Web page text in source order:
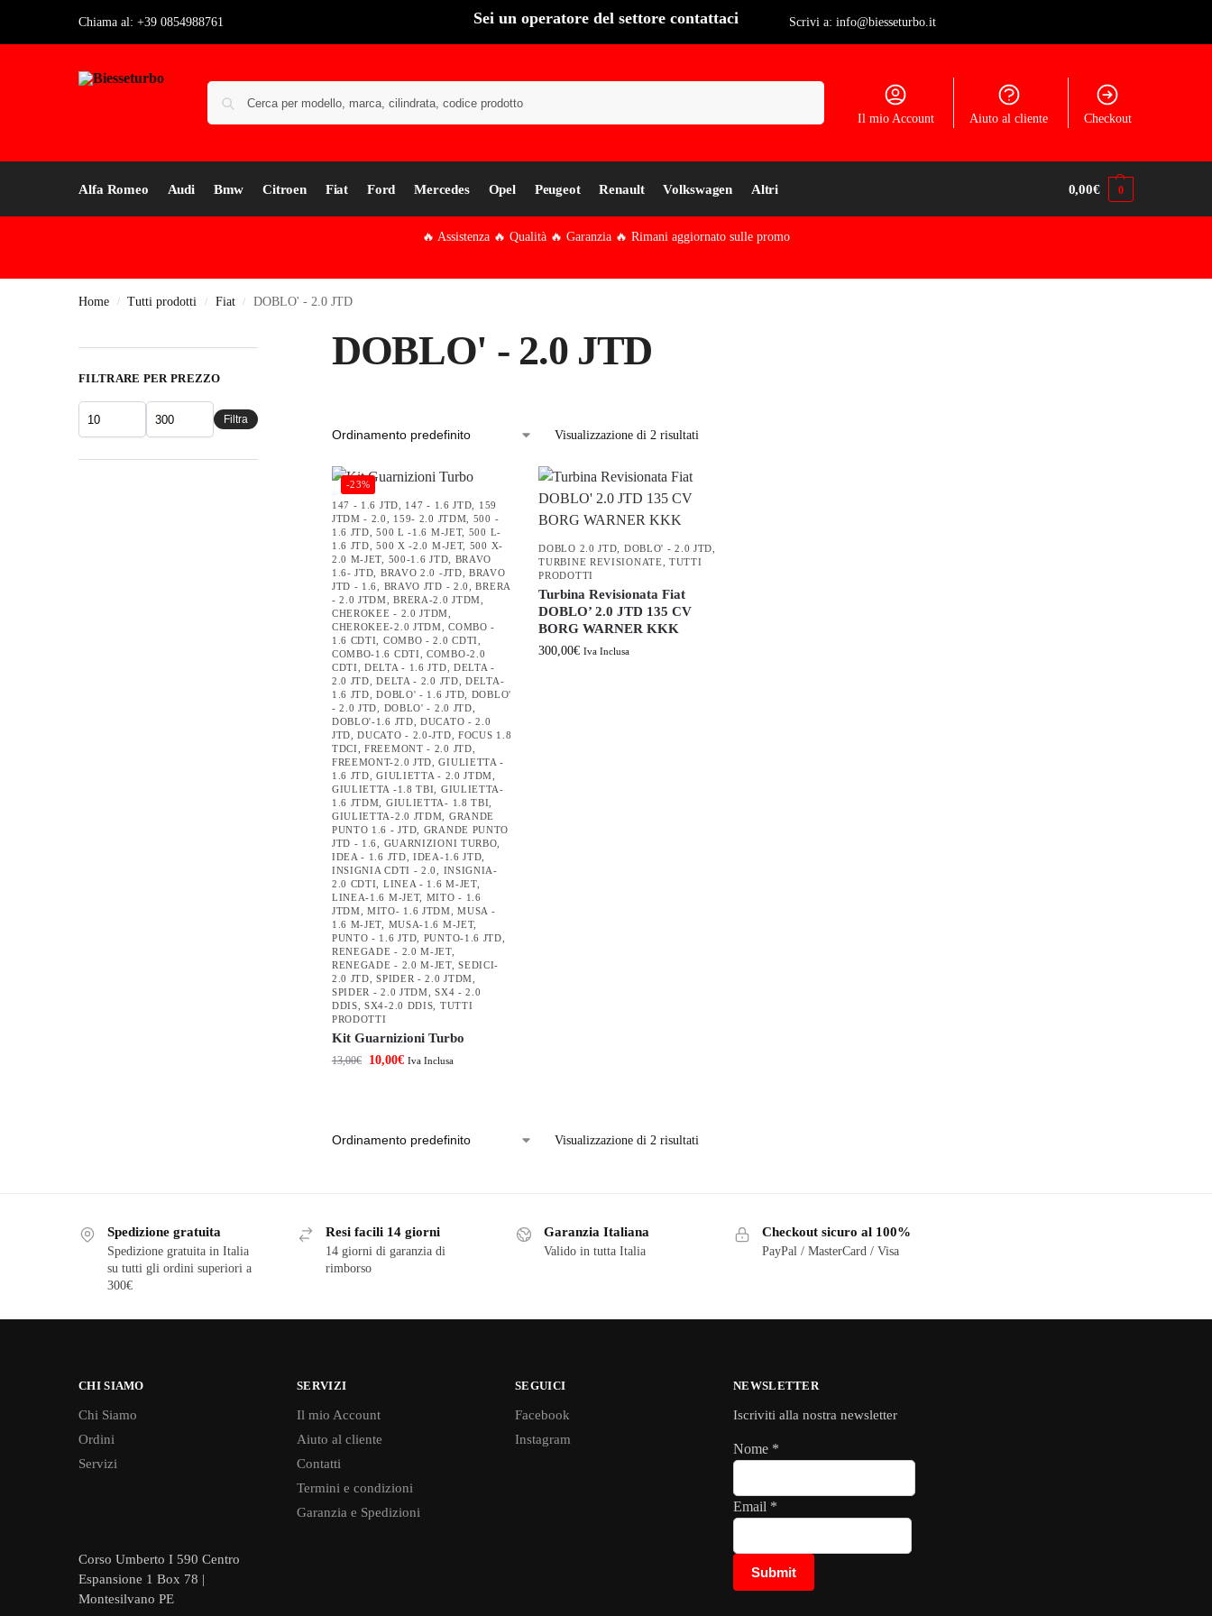
Chiama al: +39 0854988761 Sei un operatore del settore contattaci Scrivi a: info@biesseturbo.it
Il mio Account Aiuto al cliente Checkout
Alfa Romeo Audi Bmw Citroen Fiat Ford Mercedes Opel Peugeot Renault Volkswagen Altri 0,00€ 0
🔥 Assistenza 🔥 Qualità 🔥 Garanzia 🔥 Rimani aggiornato sulle promo
Home / Tutti prodotti / Fiat / DOBLO' - 2.0 JTD
DOBLO' - 2.0 JTD
Visualizzazione di 2 risultati
-23%
147 - 1.6 JTD
147 - 1.6 JTD
159
JTDM - 2.0
159- 2.0 JTDM
500 -
1.6 JTD ,500 L -1.6 M-JET, 500 L-
1.6 JTD ,500 X -2.0 M-JET, 500 X-
2.0 M-JET
500-1.6 JTD
BRAVO
1.6- JTD
BRAVO 2.0 -JTD ,BRAVO
JTD - 1.6
BRAVO JTD - 2.0 ,BRERA
- 2.0 JTDM ,BRERA-2.0 JTDM
CHEROKEE - 2.0 JTDM
CHEROKEE-2.0 JTDM ,COMBO -
1.6 CDTI
COMBO - 2.0 CDTI
COMBO-1.6 CDTI
,COMBO-2.0
CDTI
,DELTA - 1.6 JTD
DELTA -
2.0 JTD ,DELTA - 2.0 JTD ,DELTA-
1.6 JTD ,DOBLO' - 1.6 JTD
DOBLO'
- 2.0 JTD
DOBLO' - 2.0 JTD
DOBLO'-1.6 JTD ,DUCATO - 2.0
JTD ,DUCATO - 2.0-JTD
FOCUS 1.8
TDCI
,FREEMONT - 2.0 JTD
FREEMONT-2.0 JTD ,GIULIETTA -
1.6 JTD ,GIULIETTA - 2.0 JTDM
GIULIETTA -1.8 TBI
GIULIETTA-
1.6 JTDM
GIULIETTA- 1.8 TBI
GIULIETTA-2.0 JTDM
GRANDE
PUNTO 1.6 - JTD
GRANDE PUNTO
JTD - 1.6
GUARNIZIONI TURBO
IDEA - 1.6 JTD ,IDEA-1.6 JTD
INSIGNIA CDTI - 2.0
INSIGNIA-
2.0 CDTI
LINEA - 1.6 M-JET,
LINEA-1.6 M-JET, MITO - 1.6
JTDM ,MITO- 1.6 JTDM ,MUSA -
1.6 M-JET
MUSA-1.6 M-JET,
PUNTO - 1.6 JTD
PUNTO-1.6 JTD
RENEGADE - 2.0 M-JET,
RENEGADE - 2.0 M-JET,SEDICI-
2.0 JTD ,SPIDER - 2.0 JTDM
SPIDER - 2.0 JTDM ,SX4 - 2.0
DDIS ,SX4-2.0 DDIS
TUTTI
PRODOTTI
Kit Guarnizioni Turbo
13,00€ 10,00€ Iva Inclusa
DOBLO 2.0 JTD DOBLO' - 2.0 JTD
TURBINE REVISIONATE ,TUTTI
PRODOTTI
Turbina Revisionata Fiat
DOBLO’ 2.0 JTD 135 CV
BORG WARNER KKK
300,00€ Iva Inclusa
Visualizzazione di 2 risultati
FILTRARE PER PREZZO
Filtra
Spedizione gratuita
Spedizione gratuita in Italia
su tutti gli ordini superiori a
300€
Resi facili 14 giorni
14 giorni di garanzia di
rimborso
Garanzia Italiana
Valido in tutta Italia
Checkout sicuro al 100%
PayPal / MasterCard / Visa
CHI SIAMO
Chi Siamo
Ordini
Servizi
Corso Umberto I 590 Centro
Espansione 1 Box 78 |
Montesilvano PE
SERVIZI
Il mio Account
Aiuto al cliente
Contatti
Termini e condizioni
Garanzia e Spedizioni
SEGUICI
Facebook
Instagram
NEWSLETTER
Iscriviti alla nostra newsletter
Nome *
Email *
Submit